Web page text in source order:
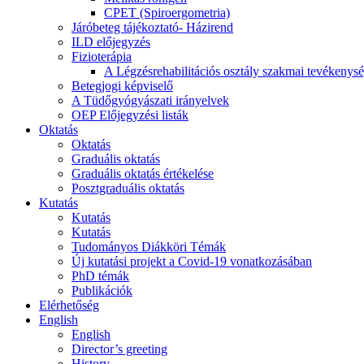
CPET (Spiroergometria)
Járóbeteg tájékoztató- Házirend
ILD előjegyzés
Fizioterápia
A Légzésrehabilitációs osztály szakmai
Betegjogi képviselő
A Tüdőgyógyászati irányelvek
OEP Előjegyzési listák
Oktatás
Oktatás
Graduális oktatás
Graduális oktatás értékelése
Posztgraduális oktatás
Kutatás
Kutatás
Kutatás
Tudományos Diákköri Témák
Új kutatási projekt a Covid-19 vonatkozásában
PhD témák
Publikációk
Elérhetőség
English
English
Director’s greeting